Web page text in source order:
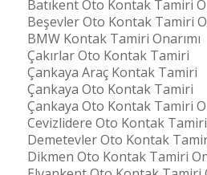
Batıkent Oto Kontak Tamiri
Beşevler Oto Kontak Tamiri
BMW Kontak Tamiri Onarımı
Çakırlar Oto Kontak Tamiri
Çankaya Araç Kontak Tamiri
Çankaya Oto Kontak Tamiri
Çankaya Oto Kontak Tamiri
Cevizlidere Oto Kontak Tamiri
Demetevler Oto Kontak
Dikmen Oto Kontak Tamiri